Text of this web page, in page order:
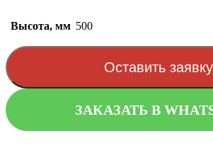
Высота, мм 500
Оставить заявку
ЗАКАЗАТЬ В